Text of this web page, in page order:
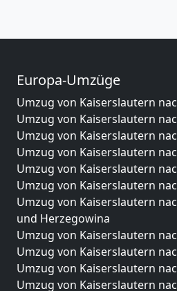
Europa-Umzüge
Umzug von Kaiserslautern
Umzug von Kaiserslautern
Umzug von Kaiserslautern
Umzug von Kaiserslautern
Umzug von Kaiserslautern
Umzug von Kaiserslautern
Umzug von Kaiserslautern
und Herzegowina
Umzug von Kaiserslautern
Umzug von Kaiserslautern
Umzug von Kaiserslautern
Umzug von Kaiserslautern